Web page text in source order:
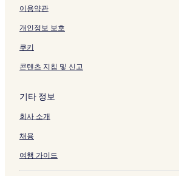
이용약관
개인정보 보호
쿠키
콘텐츠 지침 및 신고
기타 정보
회사 소개
채용
여행 가이드